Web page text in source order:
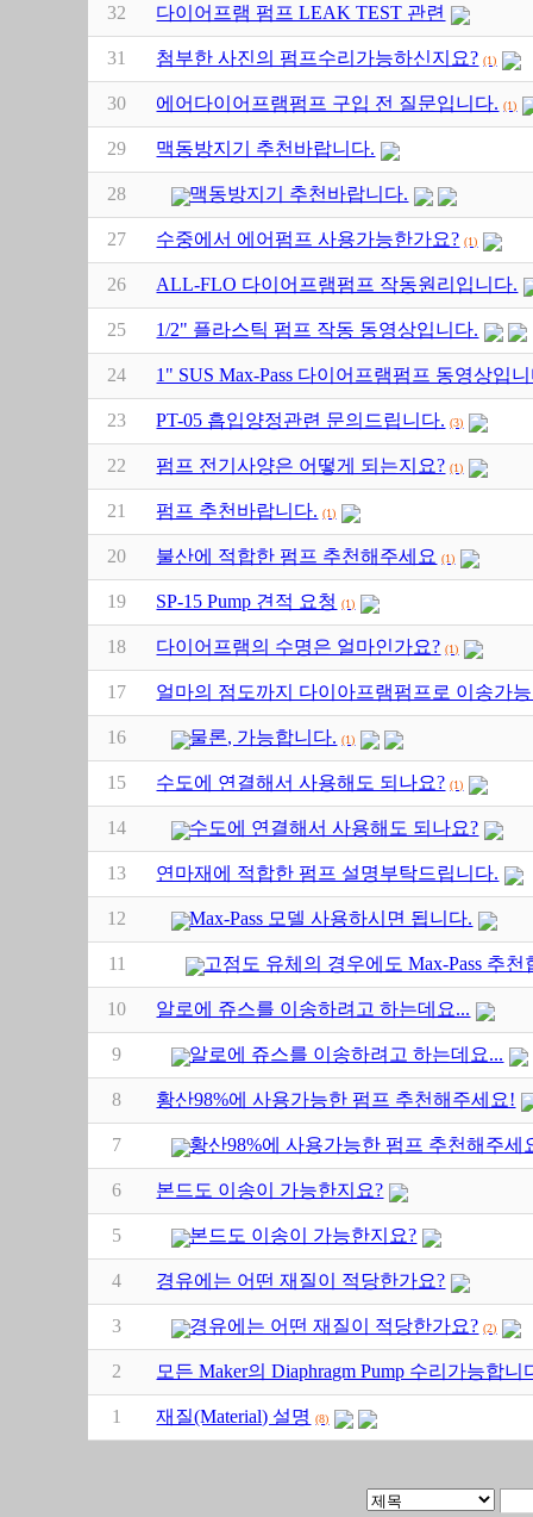
32 다이어프램 펌프 LEAK TEST 관련
31 첨부한 사진의 펌프수리가능하신지요? (1)
30 에어다이어프램펌프 구입 전 질문입니다. (1)
29 맥동방지기 추천바랍니다.
28 맥동방지기 추천바랍니다.
27 수중에서 에어펌프 사용가능한가요? (1)
26 ALL-FLO 다이어프램펌프 작동원리입니다.
25 1/2" 플라스틱 펌프 작동 동영상입니다.
24 1" SUS Max-Pass 다이어프램펌프 동영상입
23 PT-05 흡입양정관련 문의드립니다. (3)
22 펌프 전기사양은 어떻게 되는지요? (1)
21 펌프 추천바랍니다. (1)
20 불산에 적합한 펌프 추천해주세요 (1)
19 SP-15 Pump 견적 요청 (1)
18 다이어프램의 수명은 얼마인가요? (1)
17 얼마의 점도까지 다이아프램펌프로 이송가
16 물론, 가능합니다. (1)
15 수도에 연결해서 사용해도 되나요? (1)
14 수도에 연결해서 사용해도 되나요?
13 연마재에 적합한 펌프 설명부탁드립니다.
12 Max-Pass 모델 사용하시면 됩니다.
11 고점도 유체의 경우에도 Max-Pass 추천
10 알로에 쥬스를 이송하려고 하는데요...
9 알로에 쥬스를 이송하려고 하는데요...
8 황산98%에 사용가능한 펌프 추천해주세요!
7 황산98%에 사용가능한 펌프 추천해주세
6 본드도 이송이 가능한지요?
5 본드도 이송이 가능한지요?
4 경유에는 어떤 재질이 적당한가요?
3 경유에는 어떤 재질이 적당한가요? (2)
2 모든 Maker의 Diaphragm Pump 수리가능합니
1 재질(Material) 설명 (8)